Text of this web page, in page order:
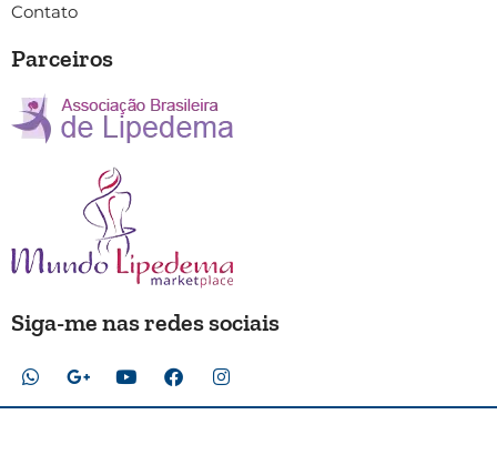
Contato
Parceiros
Siga-me nas redes sociais